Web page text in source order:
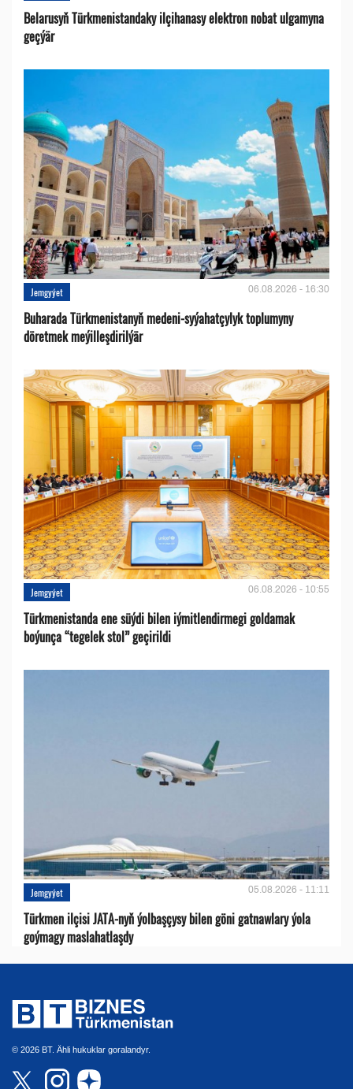
Belarusyň Türkmenistandaky ilçihanasy elektron nobat ulgamyna
geçýär
Jemgyýet 06.08.2026 - 16:30
Buharada Türkmenistanyň medeni-syýahatçylyk toplumyny
döretmek meýilleşdirilýär
Jemgyýet 06.08.2026 - 10:55
Türkmenistanda ene süýdi bilen iýmitlendirmegi goldamak
boýunça “tegelek stol” geçirildi
Jemgyýet 05.08.2026 - 11:11
Türkmen ilçisi JATA-nyň ýolbaşçysy bilen göni gatnawlary ýola
goýmagy maslahatlaşdy
© 2026 BT. Ähli hukuklar goralandyr.